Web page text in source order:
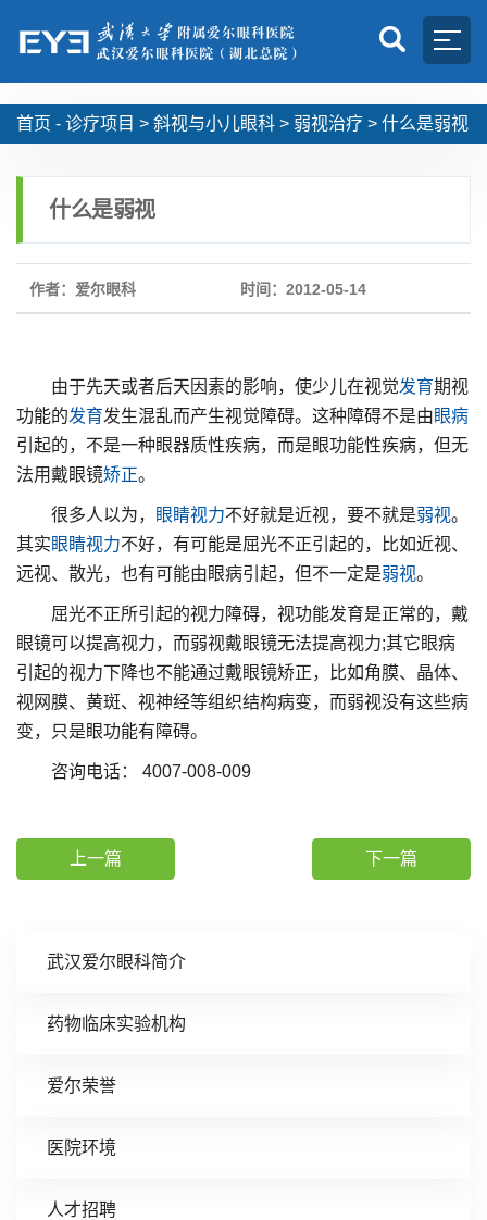
首页 - 诊疗项目 > 斜视与小儿眼科 > 弱视治疗 > 什么是弱视
武汉爱尔眼科简介
药物临床实验机构
爱尔荣誉
医院环境
人才招聘
什么是弱视
作者：爱尔眼科 时间：2012-05-14
由于先天或者后天因素的影响，使少儿在视觉发育期视
功能的发育发生混乱而产生视觉障碍。这种障碍不是由眼病
引起的，不是一种眼器质性疾病，而是眼功能性疾病，但无
法用戴眼镜矫正。
很多人以为， 眼睛视力不好就是近视，要不就是弱视。
其实眼睛视力不好，有可能是屈光不正引起的，比如近视、
远视、散光，也有可能由眼病引起，但不一定是弱视。
屈光不正所引起的视力障碍，视功能发育是正常的，戴
眼镜可以提高视力，而弱视戴眼镜无法提高视力;其它眼病
引起的视力下降也不能通过戴眼镜矫正，比如角膜、晶体、
视网膜、黄斑、视神经等组织结构病变，而弱视没有这些病
变，只是眼功能有障碍。
咨询电话： 4007-008-009
上一篇 下一篇